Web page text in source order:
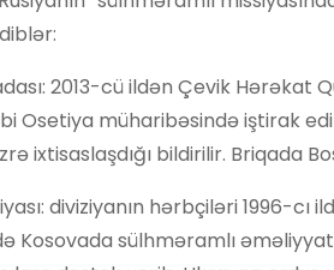
2013-cü ildən Çevik Hərəkat
Osetiya müharibəsində iştirak
ixtisaslaşdığı bildirilir. Briqada
diviziyanın hərbçiləri 1996-cı
Kosovada sülhməramlı